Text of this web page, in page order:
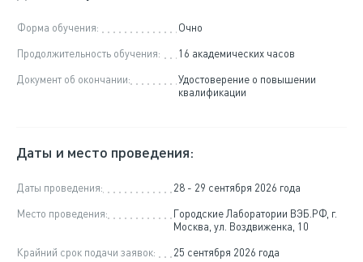
Форма обучения:
Очно
Продолжительность обучения:
16 академических часов
Документ об окончании:
Удостоверение о повышении
квалификации
Даты и место проведения:
Даты проведения:
28 - 29 сентября 2026 года
Место проведения:
Городские Лаборатории ВЭБ.РФ, г.
Москва, ул. Воздвиженка, 10
Крайний срок подачи заявок:
25 сентября 2026 года